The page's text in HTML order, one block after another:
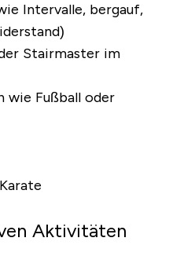
Intervalle, bergauf,
Stairmaster im
wie Fußball oder
Aktivitäten